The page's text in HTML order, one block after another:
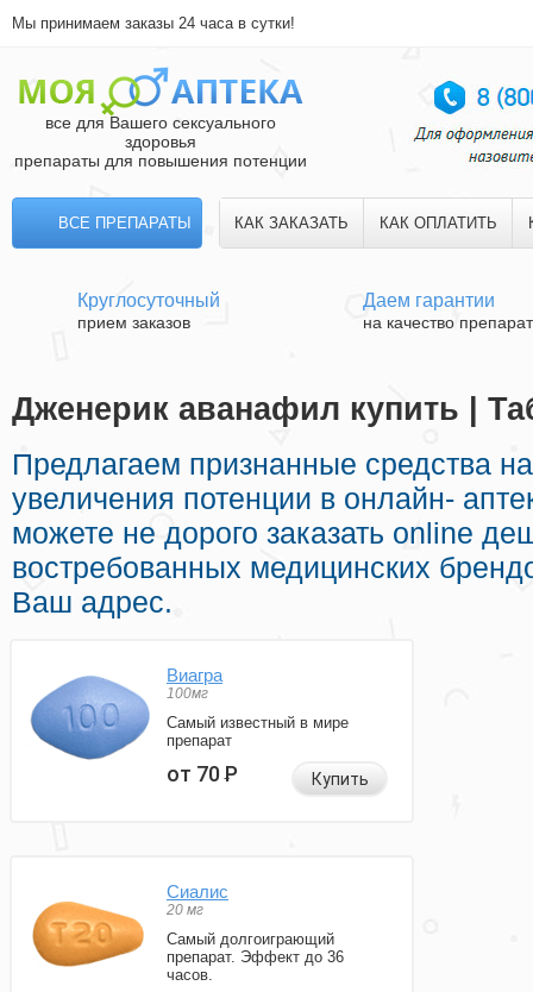
Мы принимаем заказы 24 часа в сутки!
все для Вашего сексуального
здоровья
препараты для повышения потенции
ВСЕ ПРЕПАРАТЫ КАК ЗАКАЗАТЬ КАК ОПЛАТИТЬ
Круглосуточный
прием заказов
Даем гарантии
на качество
Дженерик аванафил купить |
Предлагаем признанные средства
увеличения потенции в онлайн-
можете не дорого заказать online
востребованных медицинских
Ваш адрес.
Виагра
100мг
Самый известный в мире
препарат
от 70Р Купить
Сиалис
20 мг
Самый долгоиграющий
препарат. Эффект до 36
часов.